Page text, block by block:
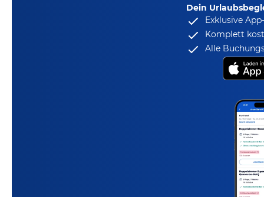
Dein
Exklusive
Komplett
Alle